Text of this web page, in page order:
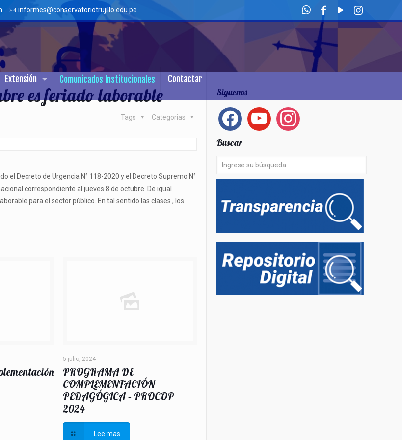
informes@conservatoriotrujillo.edu.pe
Extensión Comunicados Institucionales Contactar
es feriado laborable
Categorias
Tags
el Decreto de Urgencia N° 118-2020 y el Decreto Supremo N°
correspondiente al jueves 8 de octubre. De igual
para el sector pùblico. En tal sentido las clases , los
5 julio, 2024
PROGRAMA DE
COMPLEMENTACIÓN
PEDAGÓGICA – PROCOP
2024
Lee mas
Siguenos
facebook youtube instagram
Buscar